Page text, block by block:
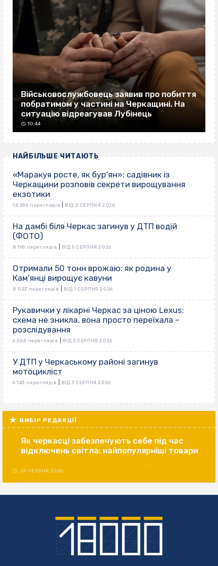
Військовослужбовець заявив про побиття
побратимом у частині на Черкащині. На
ситуацію відреагував Лубінець
10:44
НАЙБІЛЬШЕ ЧИТАЮТЬ
«Маракуя росте, як бур’ян»: садівник із
Черкащини розповів секрети вирощування
екзотики
14 386 переглядів ВІД 2 СЕРПНЯ 2026
На дамбі біля Черкас загинув у ДТП водій
(ФОТО)
8 196 переглядів ВІД 5 СЕРПНЯ 2026
Отримали 50 тонн врожаю: як родина у
Кам’янці вирощує кавуни
8 023 переглядів ВІД 1 СЕРПНЯ 2026
Рукавички у лікарні Черкас за ціною Lexus:
схема не зникла, вона просто переїхала –
розслідування
6 304 переглядів ВІД 3 СЕРПНЯ 2026
У ДТП у Черкаському районі загинув
мотоцикліст
6 143 переглядів ВІД 3 СЕРПНЯ 2026
ВИБІР РЕДАКЦІЇ
Як черкасці забезпечують себе під час
відключень світла: найпопулярніші товари
29 ЧЕРВНЯ 2026